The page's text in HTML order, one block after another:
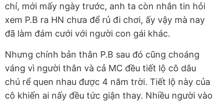
chí, mới mấy ngày trước, anh ta còn nhắn tin hỏi
xem P.B ra HN chưa để rủ đi chơi, ấy vậy mà nay
đã làm đám cưới với người con gái khác.
Nhưng chính bản thân P.B sau đó cũng choáng
váng vì người thân và cả MC đều tiết lộ cô dâu
chú rể quen nhau được 4 năm trời. Tiết lộ này của
cô khiến ai nấy đều tức giận thay. Nhiều người vào